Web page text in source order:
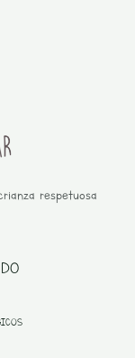
respetuosa